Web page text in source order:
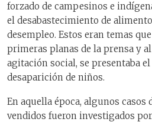
forzado de campesinos e
el desabastecimiento de
desempleo. Estos eran temas
primeras planas de la prensa y
agitación social, se presentaba
desaparición de niños.
En aquella época, algunos casos
vendidos fueron investigados